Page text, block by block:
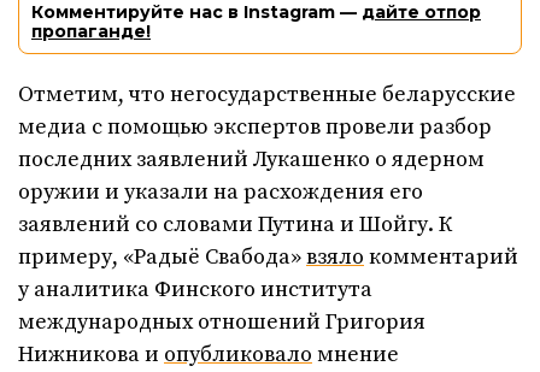
Комментируйте нас в Instagram — дайте отпор
пропаганде!
Отметим, что негосударственные беларусские
медиа с помощью экспертов провели разбор
последних заявлений Лукашенко о ядерном
оружии и указали на расхождения его
заявлений со словами Путина и Шойгу. К
примеру, «Радыё Свабода»взяло комментарий
у аналитика Финского института
международных отношений Григория
Нижникова и опубликовало мнение